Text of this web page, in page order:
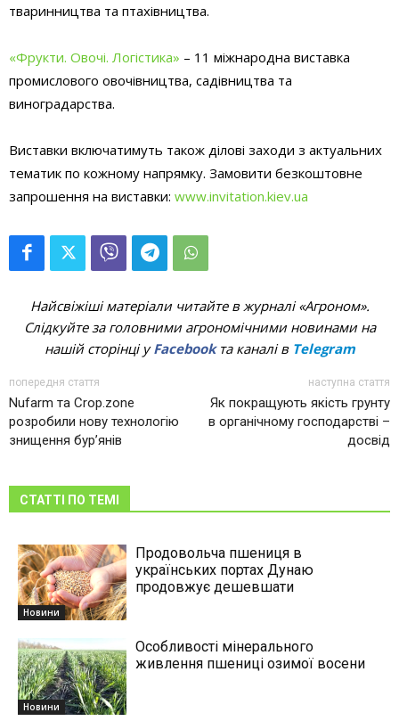
тваринництва та птахівництва.
«Фрукти. Овочі. Логістика» – 11 міжнародна виставка
промислового овочівництва, садівництва та
виноградарства.
Виставки включатимуть також ділові заходи з актуальних
тематик по кожному напрямку. Замовити безкоштовне
запрошення на виставки: www.invitation.kiev.ua
Найсвіжіші матеріали читайте в журналі «Агроном».
Слідкуйте за головними агрономічними новинами на
нашій сторінці уFacebookта каналі в Telegram
попередня стаття
Nufarm та Crop.zone
розробили нову технологію
знищення бур’янів
наступна стаття
Як покращують якість грунту
в органічному господарстві –
досвід
СТАТТІ ПО ТЕМІ
Новини
Продовольча пшениця в
українських портах Дунаю
продовжує дешевшати
Новини
Особливості мінерального
живлення пшениці озимої восени